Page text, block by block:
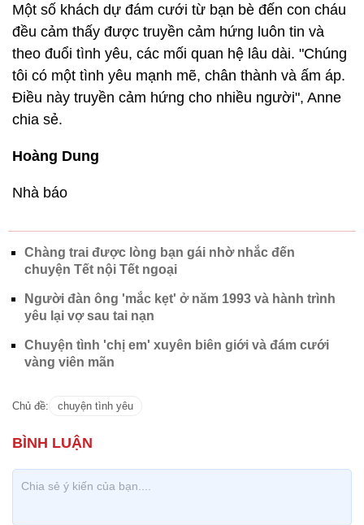
Một số khách dự đám cưới từ bạn bè đến con cháu
đều cảm thấy được truyền cảm hứng luôn tin và
theo đuổi tình yêu, các mối quan hệ lâu dài. "Chúng
tôi có một tình yêu mạnh mẽ, chân thành và ấm áp.
Điều này truyền cảm hứng cho nhiều người", Anne
chia sẻ.
Hoàng Dung
Nhà báo
Chàng trai được lòng bạn gái nhờ nhắc đến
chuyện Tết nội Tết ngoại
Người đàn ông 'mắc kẹt' ở năm 1993 và hành trình
yêu lại vợ sau tai nạn
Chuyện tình 'chị em' xuyên biên giới và đám cưới
vàng viên mãn
Chủ đề: chuyện tình yêu